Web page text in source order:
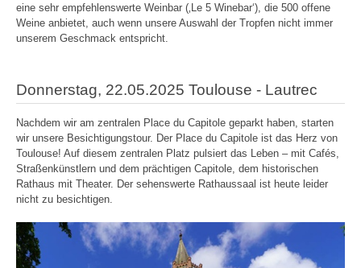
eine sehr empfehlenswerte Weinbar (‚Le 5 Winebar‘), die 500 offene
Weine anbietet, auch wenn unsere Auswahl der Tropfen nicht immer
unserem Geschmack entspricht.
Donnerstag, 22.05.2025 Toulouse - Lautrec
Nachdem wir am zentralen Place du Capitole geparkt haben, starten
wir unsere Besichtigungstour. Der Place du Capitole ist das Herz von
Toulouse! Auf diesem zentralen Platz pulsiert das Leben – mit Cafés,
Straßenkünstlern und dem prächtigen Capitole, dem historischen
Rathaus mit Theater. Der sehenswerte Rathaussaal ist heute leider
nicht zu besichtigen.